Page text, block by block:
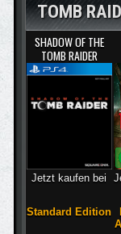
TOMB
SHADOW OF THE
TOMB RAIDER
Jetzt kaufen bei
Standard Edition